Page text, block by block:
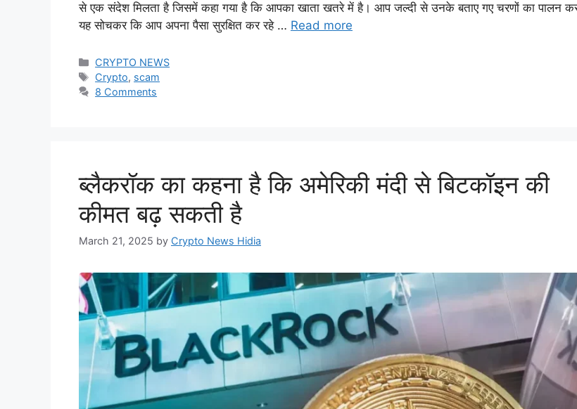
से एक संदेश मिलता है जिसमें कहा गया है कि आपका खाता खतरे में है। आप जल्दी से उनके बताए गए चरणों का पालन
यह सोचकर कि आप अपना पैसा सुरक्षित कर रहे … Read more
Categories
CRYPTO NEWS
Tags
Crypto, scam
8 Comments
ब्लैकरॉक का कहना है कि अमेरिकी मंदी से बिटकॉइन की
कीमत बढ़ सकती है
March 21, 2025 by Crypto News Hidia